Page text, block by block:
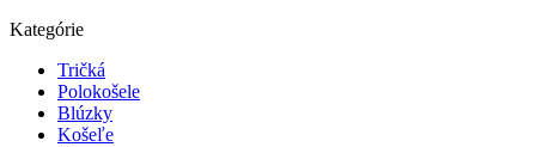
Kategórie
Tričká
Polokošele
Blúzky
Košeľe